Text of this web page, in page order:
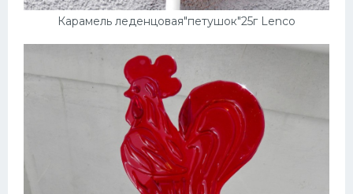
Карамель леденцовая"петушок"25г Lenco